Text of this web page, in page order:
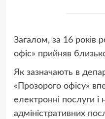
Загалом, за 16
офіс» прийняв
Як зазначають в
«Прозорого офісу»
електронні послуги
адміністративних